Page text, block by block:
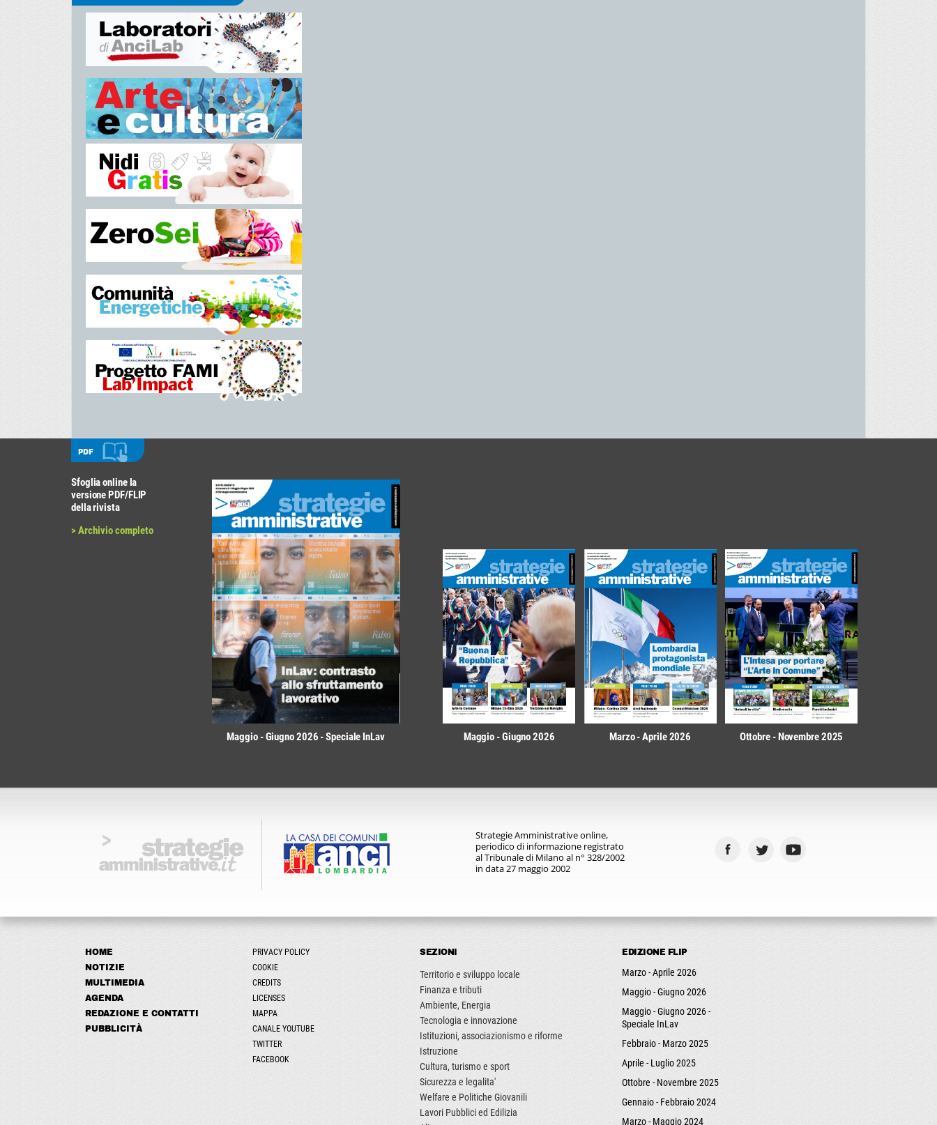
PDF
Sfoglia online la
versione PDF/FLIP
della rivista
> Archivio completo
Maggio - Giugno 2026 - Speciale InLav Maggio - Giugno 2026 Marzo - Aprile 2026 Ottobre - Novembre 2025
Strategie Amministrative online,
periodico di informazione registrato
al Tribunale di Milano al n° 328/2002
in data 27 maggio 2002
HOME
NOTIZIE
MULTIMEDIA
AGENDA
REDAZIONE E CONTATTI
PUBBLICITÀ
PRIVACY POLICY
COOKIE
CREDITS
LICENSES
MAPPA
CANALE YOUTUBE
TWITTER
FACEBOOK
SEZIONI
Territorio e sviluppo locale
Finanza e tributi
Ambiente, Energia
Tecnologia e innovazione
Istituzioni, associazionismo e riforme
Istruzione
Cultura, turismo e sport
Sicurezza e legalita'
Welfare e Politiche Giovanili
Lavori Pubblici ed Edilizia
EDIZIONE FLIP
Marzo - Aprile 2026
Maggio - Giugno 2026
Maggio - Giugno 2026 -
Speciale InLav
Febbraio - Marzo 2025
Aprile - Luglio 2025
Ottobre - Novembre 2025
Gennaio - Febbraio 2024
Marzo - Maggio 2024